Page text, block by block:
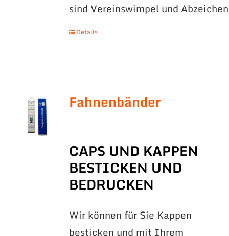
sind Vereinswimpel und
Details
Fahnenbänder
CAPS UND KAPPEN
BESTICKEN UND
BEDRUCKEN
Wir können für Sie Kappen
besticken und mit Ihrem